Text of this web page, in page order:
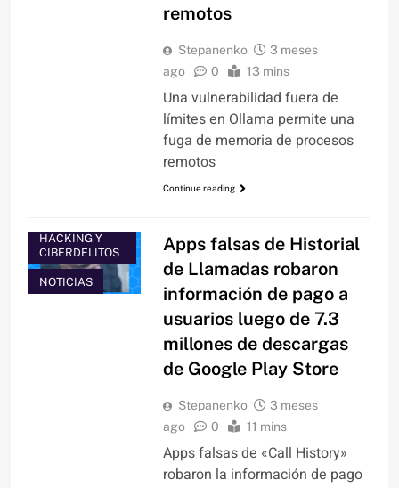
remotos
Stepanenko
3 meses
ago
0 13 mins
Una vulnerabilidad fuera de
límites en Ollama permite una
fuga de memoria de procesos
remotos
Continue reading
HACKING Y
CIBERDELITOS
NOTICIAS
Apps falsas de Historial
de Llamadas robaron
información de pago a
usuarios luego de 7.3
millones de descargas
de Google Play Store
Stepanenko
3 meses
ago
0 11 mins
Apps falsas de «Call History»
robaron la información de pago